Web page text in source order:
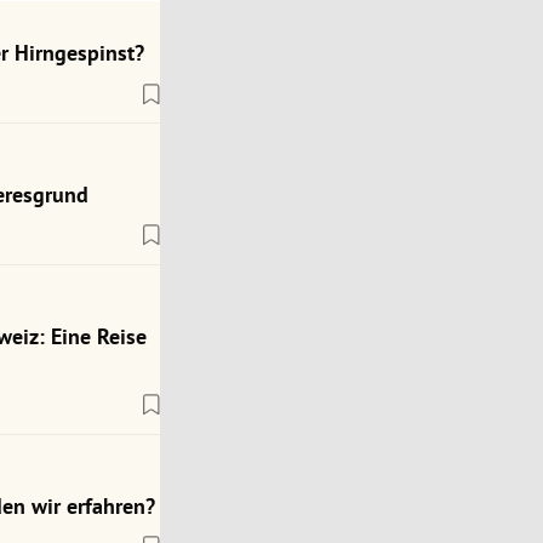
Hirngespinst?
Eine Reise
wir erfahren?